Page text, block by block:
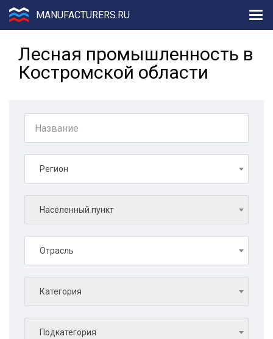
MANUFACTURERS.RU
Лесная промышленность в
Костромской области
Регион
Населенный пункт
Отрасль
Категория
Подкатегория